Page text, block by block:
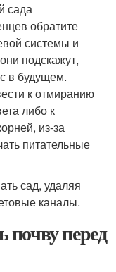
сада
обратите
системы и
подскажут,
в будущем.
к отмиранию
либо к
из-за
питательные
сад, удаляя
каналы.
почву перед